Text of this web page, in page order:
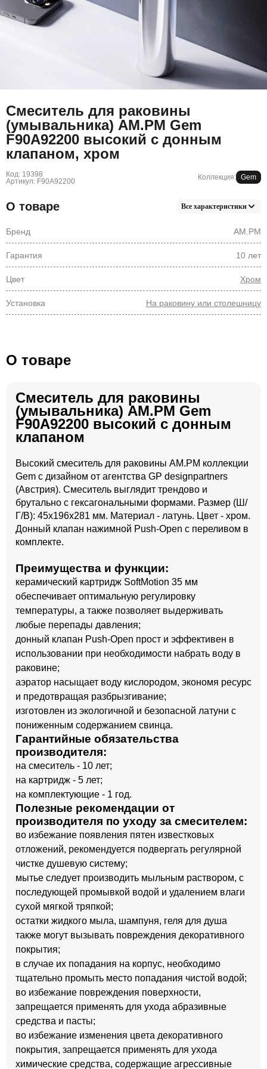
Смеситель для раковины
(умывальника) AM.PM Gem
F90A92200 высокий с донным
клапаном, хром
Код: 19398
Артикул: F90A92200
Коллекция: Gem
О товаре Все характеристики
Бренд AM.PM
Гарантия 10 лет
Цвет Хром
Установка На раковину или столешницу
О товаре
Смеситель для раковины
(умывальника) AM.PM Gem
F90A92200 высокий с донным
клапаном
Высокий смеситель для раковины AM.PM коллекции
Gem с дизайном от агентства GP designpartners
(Австрия). Смеситель выглядит трендово и
брутально с гексагональными формами. Размер (Ш/
Г/В): 45x196x281 мм. Материал - латунь. Цвет - хром.
Донный клапан нажимной Push-Open с переливом в
комплекте.
Преимущества и функции:
керамический картридж SoftMotion 35 мм
обеспечивает оптимальную регулировку
температуры, а также позволяет выдерживать
любые перепады давления;
донный клапан Push-Open прост и эффективен в
использовании при необходимости набрать воду в
раковине;
аэратор насыщает воду кислородом, экономя ресурс
и предотвращая разбрызгивание;
изготовлен из экологичной и безопасной латуни с
пониженным содержанием свинца.
Гарантийные обязательства
производителя:
на смеситель - 10 лет;
на картридж - 5 лет;
на комплектующие - 1 год.
Полезные рекомендации от
производителя по уходу за смесителем:
во избежание появления пятен известковых
отложений, рекомендуется подвергать регулярной
чистке душевую систему;
мытье следует производить мыльным раствором, с
последующей промывкой водой и удалением влаги
сухой мягкой тряпкой;
остатки жидкого мыла, шампуня, геля для душа
также могут вызывать повреждения декоративного
покрытия;
в случае их попадания на корпус, необходимо
тщательно промыть место попадания чистой водой;
во избежание повреждения поверхности,
запрещается применять для ухода абразивные
средства и пасты;
во избежание изменения цвета декоративного
покрытия, запрещается применять для ухода
химические средства, содержащие агрессивные